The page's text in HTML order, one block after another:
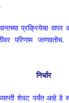
प्रक्रियेचा
परिणाम
निर्धार
व्याप्ती शेवट पर्यंत